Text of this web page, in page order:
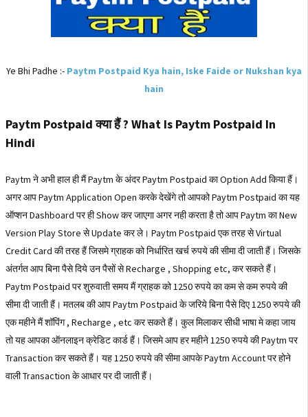
Ye Bhi Padhe :- Paytm Postpaid Kya hain, Iske Faide or Nukshan kya
hain
Paytm Postpaid क्या हैं ? What Is Paytm Postpaid In
Hindi
Paytm ने अभी हाल ही मैं Paytm के अंदर Paytm Postpaid का Option Add किया हैं।
अगर आप Paytm Application Open करके देखेंगे तो आपको Paytm Postpaid का यह
ऑप्शन Dashboard पर ही Show कर जाएगा अगर नही करता है तो आप Paytm का New
Version Play Store से Update कर ले। Paytm Postpaid एक तरह से Virtual
Credit Card की तरह हैं जिसमे ग्राहक को निर्धारित खर्च रुपये की सीमा दी जाती हैं। जिसके
अंतर्गत आप बिना पैसे दिये उन पैसों से Recharge , Shopping etc, कर सकते हैं।
Paytm Postpaid पर शुरुवाती समय मैं ग्राहक को 1250 रुपये का कम से कम रुपये की
सीमा दी जाती हैं। मतलब की आप Paytm Postpaid के जरिये बिना पैसे दिए 1250 रुपये की
एक महीने मैं शॉपिंग , Recharge , etc कर सकते हैं। कुल मिलाकर सीधी भाषा मे कहा जाय
तो यह आपका ऑनलाइन क्रेडिट कार्ड हैं। जिसमे आप हर महीने 1250 रुपये की Paytm पर
Transaction कर सकते हैं। यह 1250 रुपये की सीमा आपके Paytm Account पर होने
वाली Transaction के आधार पर दी जाती हैं।